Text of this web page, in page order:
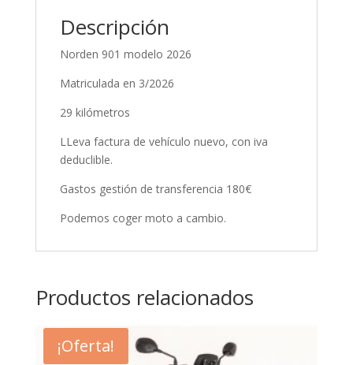
Descripción
Norden 901 modelo 2026
Matriculada en 3/2026
29 kilómetros
LLeva factura de vehículo nuevo, con iva
deduclible.
Gastos gestión de transferencia 180€
Podemos coger moto a cambio.
Productos relacionados
¡Oferta!